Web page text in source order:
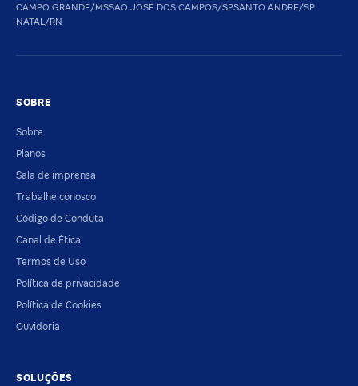
CAMPO GRANDE/MSSAO JOSE DOS CAMPOS/SPSANTO ANDRE/SP
NATAL/RN
SOBRE
Sobre
Planos
Sala de imprensa
Trabalhe conosco
Código de Conduta
Canal de Ética
Termos de Uso
Política de privacidade
Política de Cookies
Ouvidoria
SOLUÇÕES